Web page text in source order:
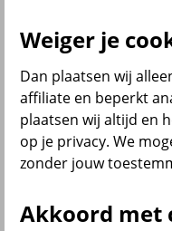
Beleggen
Weiger je
Dan plaatsen wij
affiliate en beperkt
plaatsen wij altijd en
op je privacy. We
zonder jouw
Akkoord met